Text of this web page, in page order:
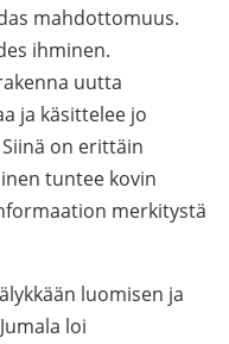
mahdottomuus.
ihminen.
uutta
ja käsittelee jo
on erittäin
tuntee kovin
merkitystä
luomisen ja
loi